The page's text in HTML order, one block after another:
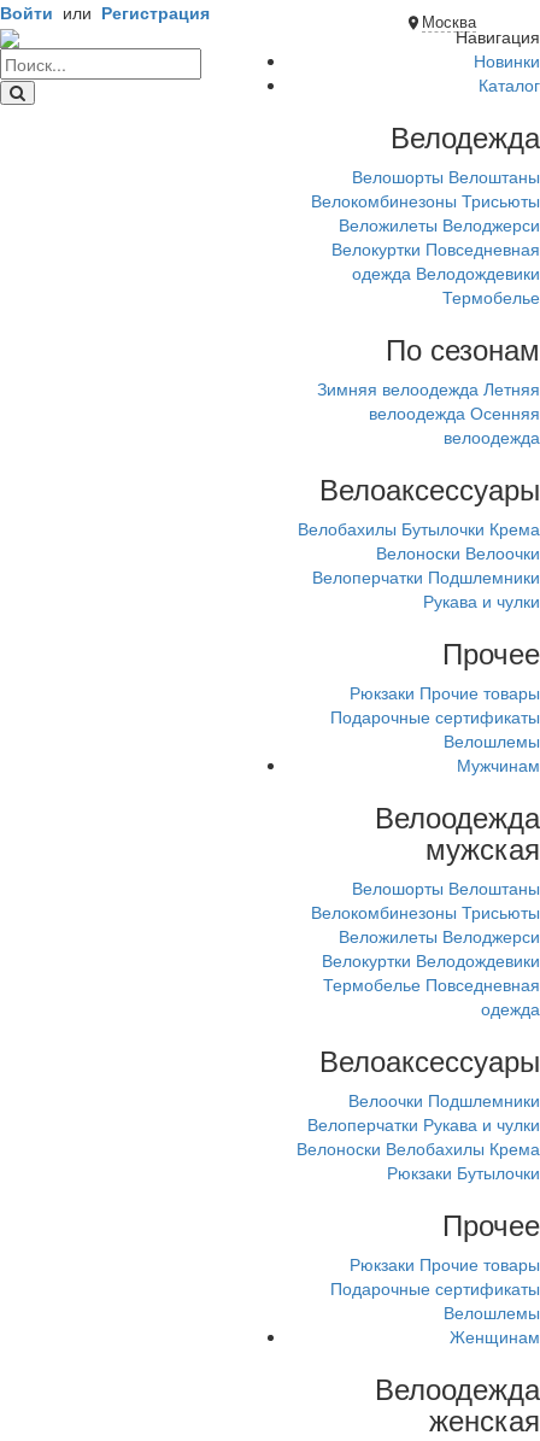
Москва
Войти или Регистрация
Навигация
Новинки
Каталог
Велодежда
Велошорты Велоштаны
Велокомбинезоны Трисьюты
Веложилеты Велоджерси
Велокуртки Повседневная
одежда Велодождевики
Термобелье
По сезонам
Зимняя велоодежда Летняя
велоодежда Осенняя
велоодежда
Велоаксессуары
Велобахилы Бутылочки Крема
Велоноски Велоочки
Велоперчатки Подшлемники
Рукава и чулки
Прочее
Рюкзаки Прочие товары
Подарочные сертификаты
Велошлемы
Мужчинам
Велоодежда
мужская
Велошорты Велоштаны
Велокомбинезоны Трисьюты
Веложилеты Велоджерси
Велокуртки Велодождевики
Термобелье Повседневная
одежда
Велоаксессуары
Велоочки Подшлемники
Велоперчатки Рукава и чулки
Велоноски Велобахилы Крема
Рюкзаки Бутылочки
Прочее
Рюкзаки Прочие товары
Подарочные сертификаты
Велошлемы
Женщинам
Велоодежда
женская